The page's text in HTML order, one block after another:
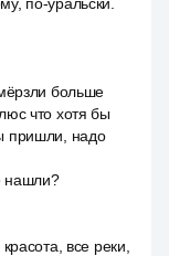
больше
что хотя бы
пришли, надо
нашли?
все реки,